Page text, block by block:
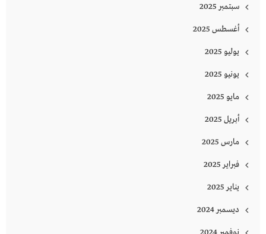
سبتمبر 2025
أغسطس 2025
يوليو 2025
يونيو 2025
مايو 2025
أبريل 2025
مارس 2025
فبراير 2025
يناير 2025
ديسمبر 2024